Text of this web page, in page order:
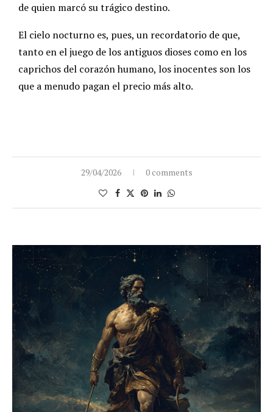
de quien marcó su trágico destino.
El cielo nocturno es, pues, un recordatorio de que,
tanto en el juego de los antiguos dioses como en los
caprichos del corazón humano, los inocentes son los
que a menudo pagan el precio más alto.
29/04/2026 0 comments